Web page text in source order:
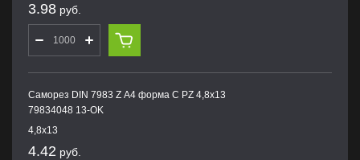
3.98 руб.
Саморез DIN 7983 Z А4 форма С PZ 4,8х13
79834048 13-OK
4,8х13
4.42 руб.